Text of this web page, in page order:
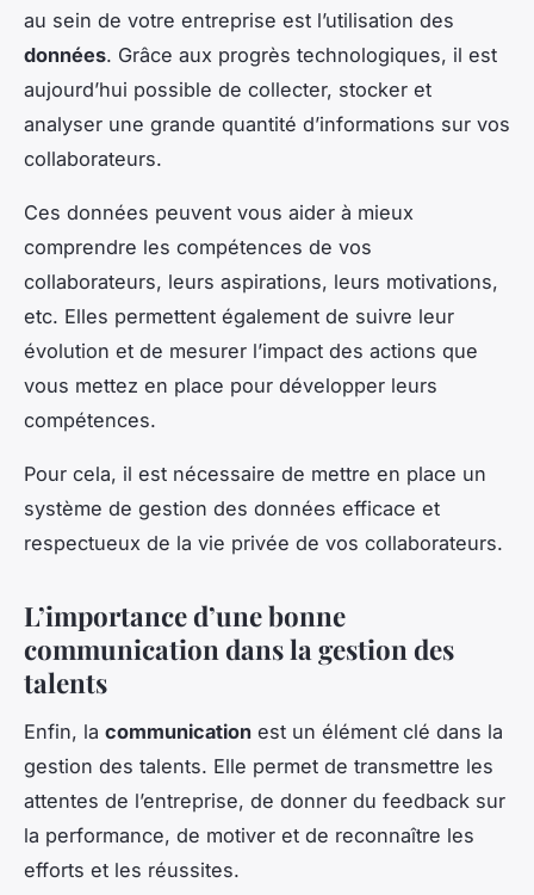
au sein de votre entreprise est l’utilisation des
données. Grâce aux progrès technologiques, il est
aujourd’hui possible de collecter, stocker et
analyser une grande quantité d’informations sur vos
collaborateurs.
Ces données peuvent vous aider à mieux
comprendre les compétences de vos
collaborateurs, leurs aspirations, leurs motivations,
etc. Elles permettent également de suivre leur
évolution et de mesurer l’impact des actions que
vous mettez en place pour développer leurs
compétences.
Pour cela, il est nécessaire de mettre en place un
système de gestion des données efficace et
respectueux de la vie privée de vos collaborateurs.
L’importance d’une bonne
communication dans la gestion des
talents
Enfin, la communication est un élément clé dans la
gestion des talents. Elle permet de transmettre les
attentes de l’entreprise, de donner du feedback sur
la performance, de motiver et de reconnaître les
efforts et les réussites.